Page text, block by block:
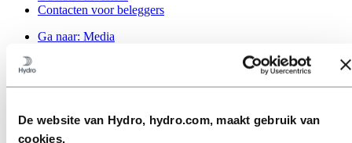
De website van Hydro, hydro.com, maakt gebruik van
cookies.
Contacten voor beleggers
Ga naar: Media
Ga naar: